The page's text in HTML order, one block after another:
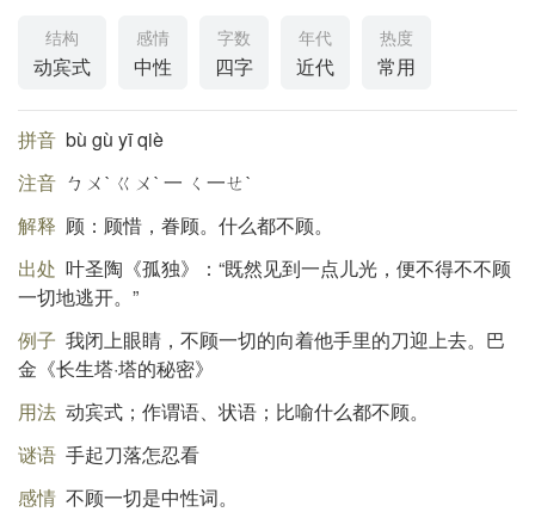
结构
动宾式
感情
中性
字数
四字
年代
近代
热度
常用
拼音 bù gù yī qiè
注音 ㄅㄨˋ ㄍㄨˋ 一 ㄑ一ㄝˋ
解释 顾：顾惜，眷顾。什么都不顾。
出处 叶圣陶《孤独》：“既然见到一点儿光，便不得不不顾
一切地逃开。”
例子 我闭上眼睛，不顾一切的向着他手里的刀迎上去。巴
金《长生塔·塔的秘密》
用法 动宾式；作谓语、状语；比喻什么都不顾。
谜语 手起刀落怎忍看
感情 不顾一切是中性词。